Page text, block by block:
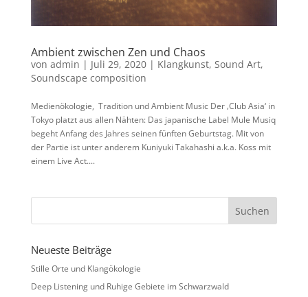
Ambient zwischen Zen und Chaos
von admin | Juli 29, 2020| Klangkunst, Sound Art,
Soundscape composition
Medienökologie, Tradition und Ambient Music Der ‚Club Asia‘ in
Tokyo platzt aus allen Nähten: Das japanische Label Mule Musiq
begeht Anfang des Jahres seinen fünften Geburtstag. Mit von
der Partie ist unter anderem Kuniyuki Takahashi a.k.a. Koss mit
einem Live Act....
Neueste Beiträge
Stille Orte und Klangökologie
Deep Listening und Ruhige Gebiete im Schwarzwald